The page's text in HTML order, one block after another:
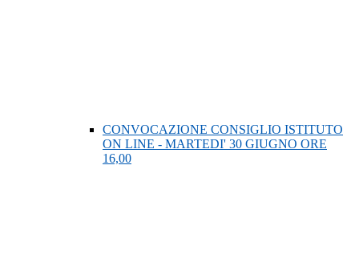
CONVOCAZIONE CONSIGLIO ISTITUTO
ON LINE - MARTEDI' 30 GIUGNO ORE
16,00